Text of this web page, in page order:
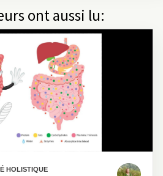
ont aussi lu:
HOLISTIQUE